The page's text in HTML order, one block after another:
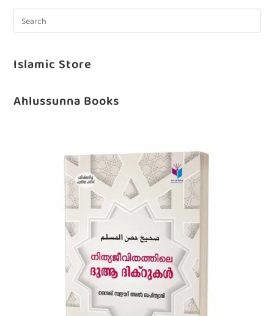
Islamic Store
Ahlussunna Books